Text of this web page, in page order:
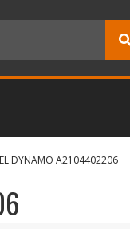
DYNAMO A2104402206